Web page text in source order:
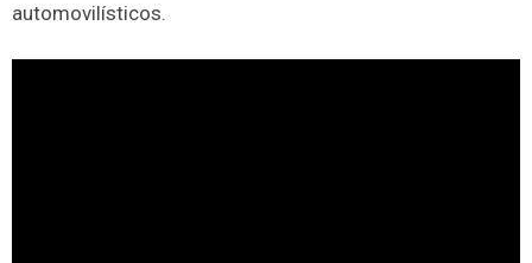
automovilísticos.